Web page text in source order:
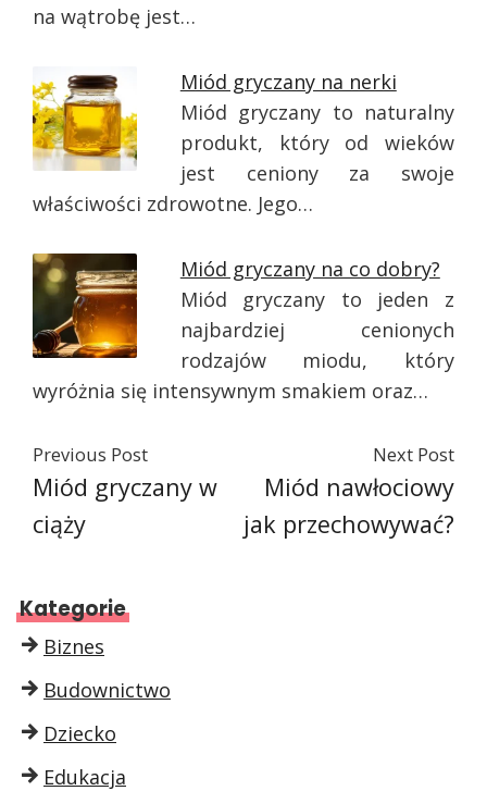
na wątrobę jest…
Miód gryczany na nerki
Miód gryczany to naturalny
produkt, który od wieków
jest ceniony za swoje
właściwości zdrowotne. Jego…
Miód gryczany na co dobry?
Miód gryczany to jeden z
najbardziej cenionych
rodzajów miodu, który
wyróżnia się intensywnym smakiem oraz…
Previous Post
Miód gryczany w
ciąży
Next Post
Miód nawłociowy
jak przechowywać?
Kategorie
Biznes
Budownictwo
Dziecko
Edukacja